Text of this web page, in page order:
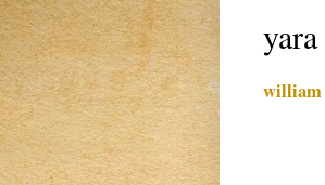
yara
william